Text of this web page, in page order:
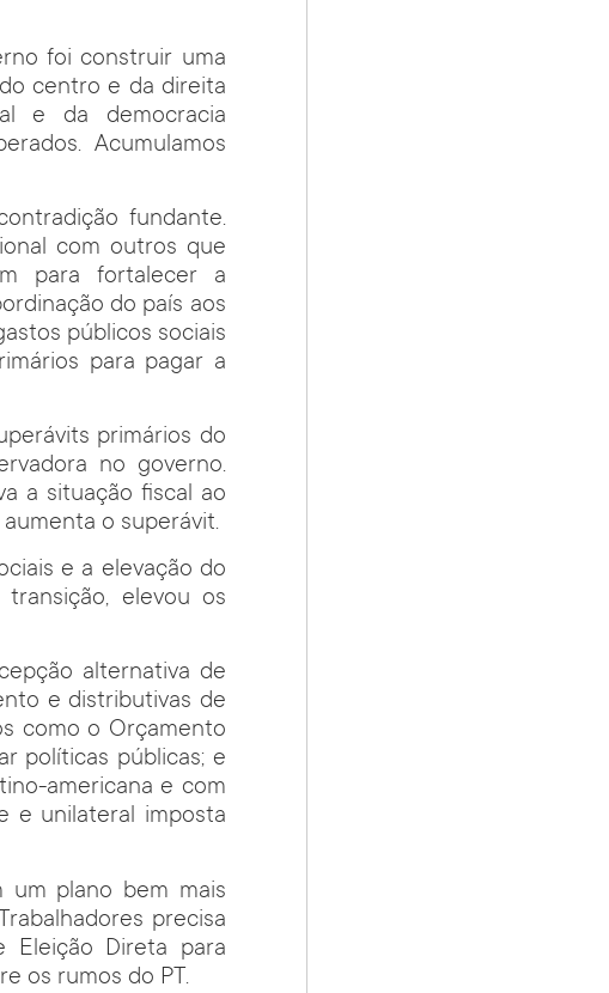
foi construir uma
centro e da direita
e da democracia
Acumulamos
fundante.
com outros que
para fortalecer a
do país aos
públicos sociais
para pagar a
primários do
no governo.
a situação fiscal ao
o superávit.
e a elevação do
elevou os
alternativa de
e distributivas de
como o Orçamento
políticas públicas; e
americana e com
e unilateral imposta
um plano bem mais
precisa
Eleição Direta para
os rumos do PT.